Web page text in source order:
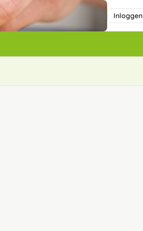
Inloggen